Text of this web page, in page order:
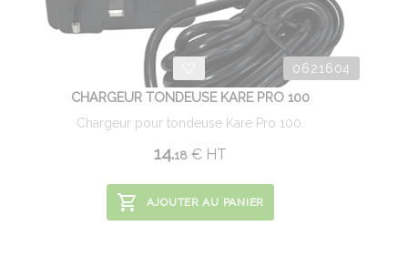
0621604
CHARGEUR TONDEUSE KARE PRO 100
Chargeur pour tondeuse Kare Pro 100.
14.18 € HT
AJOUTER AU PANIER